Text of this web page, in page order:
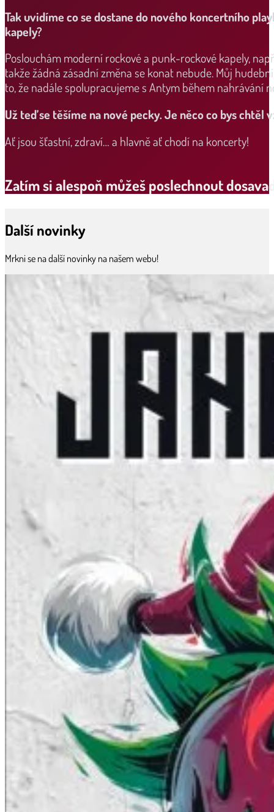
Tak uvidíme co se dostane do nového koncertního
kapely?
Poslouchám moderní rockové a punk-rockové kapely,
takže žádná zásadní změna se konat nebude. Můj
to, že nadále spolupracujeme s Antym během nahrávání
Už teď se těšíme na nové pecky. Je něco co bys chtěl
Ať jsou šťastní, zdraví… a hlavně ať chodí na koncerty!
Zatím si alespoň můžeš poslechnout
Další novinky
Mrkni se na další novinky na našem webu!